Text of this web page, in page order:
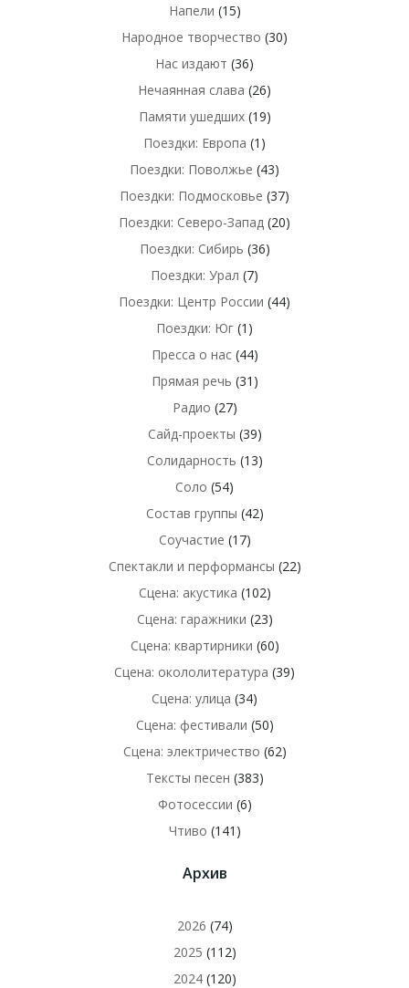
Напели (15)
Народное творчество (30)
Нас издают (36)
Нечаянная слава (26)
Памяти ушедших(19)
Поездки: Европа (1)
Поездки: Поволжье (43)
Поездки: Подмосковье (37)
Поездки: Северо-Запад (20)
Поездки: Сибирь (36)
Поездки: Урал (7)
Поездки: Центр России (44)
Поездки: Юг (1)
Пресса о нас(44)
Прямая речь (31)
Радио (27)
Сайд-проекты (39)
Солидарность (13)
Соло (54)
Состав группы (42)
Соучастие (17)
Спектакли и перформансы (22)
Сцена: акустика (102)
Сцена: гаражники (23)
Сцена: квартирники (60)
Сцена: окололитература (39)
Сцена: улица (34)
Сцена: фестивали (50)
Сцена: электричество (62)
Тексты песен (383)
Фотосессии (6)
Чтиво (141)
Архив
2026 (74)
2025 (112)
2024(120)